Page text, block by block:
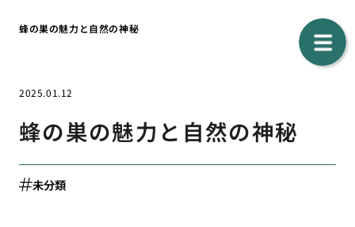
蜂の巣の魅力と自然の神秘
2025.01.12
蜂の巣の魅力と自然の神秘
未分類